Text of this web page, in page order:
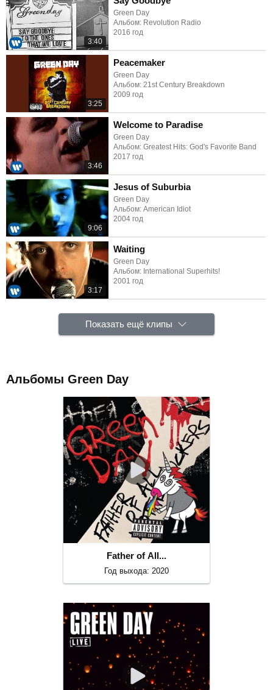
3:40
Green Day
Альбом: Revolution Radio
2016 год
3:25
Peacemaker
Green Day
Альбом: 21st Century Breakdown
2009 год
3:46
Welcome to Paradise
Green Day
Альбом: Greatest Hits: God's Favorite Band
2017 год
9:06
Jesus of Suburbia
Green Day
Альбом: American Idiot
2004 год
3:17
Waiting
Green Day
Альбом: International Superhits!
2001 год
Показать ещё клипы
Альбомы Green Day
Father of All...
Год выхода: 2020